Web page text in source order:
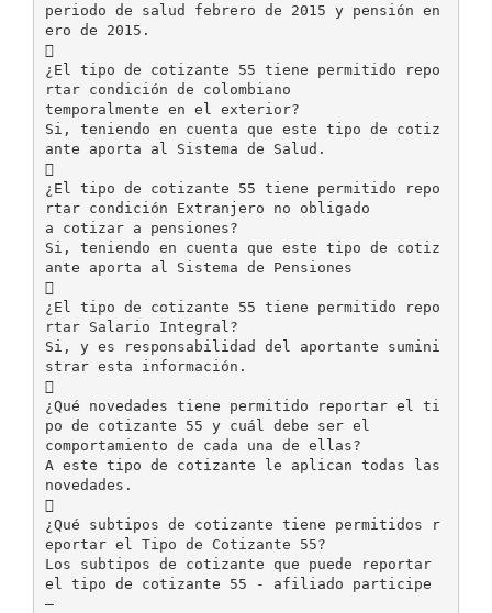
periodo de salud febrero de 2015 y pensión en
ero de 2015.

¿El tipo de cotizante 55 tiene permitido repo
rtar condición de colombiano
temporalmente en el exterior?
Si, teniendo en cuenta que este tipo de cotiz
ante aporta al Sistema de Salud.

¿El tipo de cotizante 55 tiene permitido repo
rtar condición Extranjero no obligado
a cotizar a pensiones?
Si, teniendo en cuenta que este tipo de cotiz
ante aporta al Sistema de Pensiones

¿El tipo de cotizante 55 tiene permitido repo
rtar Salario Integral?
Si, y es responsabilidad del aportante sumini
strar esta información.

¿Qué novedades tiene permitido reportar el ti
po de cotizante 55 y cuál debe ser el
comportamiento de cada una de ellas?
A este tipo de cotizante le aplican todas las
novedades.

¿Qué subtipos de cotizante tiene permitidos r
eportar el Tipo de Cotizante 55?
Los subtipos de cotizante que puede reportar
el tipo de cotizante 55 - afiliado participe
–